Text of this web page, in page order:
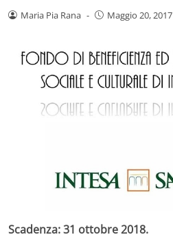
Maria Pia Rana - Maggio 20, 2017
Scadenza: 31 ottobre 2018.